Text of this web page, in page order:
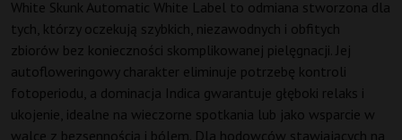
White Skunk Automatic White Label to odmiana stworzona dla
tych, którzy oczekują szybkich, niezawodnych i obfitych
zbiorów bez konieczności skomplikowanej pielęgnacji. Jej
autofloweringowy charakter eliminuje potrzebę kontroli
fotoperiodu, a dominacja Indica gwarantuje głęboki relaks i
ukojenie, idealne na wieczorne spotkania lub jako wsparcie w
walce z bezsennością i bólem. Dla hodowców stawiających na